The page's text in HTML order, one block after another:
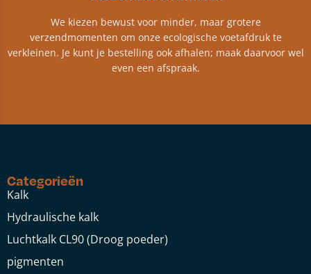
We kiezen bewust voor minder, maar grotere
verzendmomenten om onze ecologische voetafdruk te
verkleinen. Je kunt je bestelling ook afhalen; maak daarvoor wel
even een afspraak.
Categorieën
Kalk
Hydraulische kalk
Luchtkalk CL90 (Droog poeder)
pigmenten